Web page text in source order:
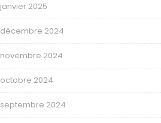
janvier 2025
décembre 2024
novembre 2024
octobre 2024
septembre 2024